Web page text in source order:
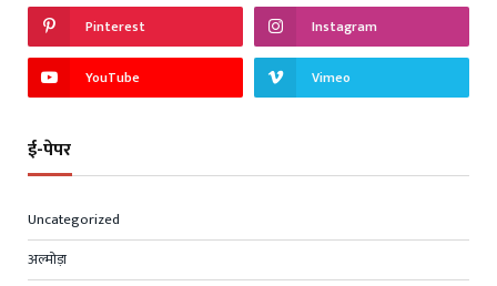
Pinterest Instagram
YouTube Vimeo
ई-पेपर
Uncategorized
अल्मोड़ा